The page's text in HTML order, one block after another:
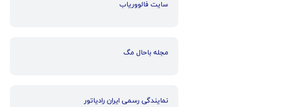
سایت فالووریاب
مجله باحال مگ
نمایندگی رسمی ایران رادیاتور